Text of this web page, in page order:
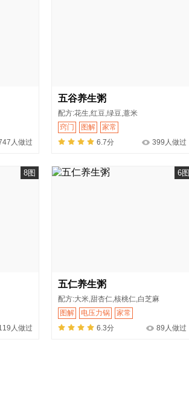
人做过
五谷养生粥
配方:花生,红豆,绿豆,薏米
窍门
图解
家常
6.7分
399人做过
8图
人做过
6图
五仁养生粥
配方:大米,甜杏仁,核桃仁,白芝麻
图解
电压力锅
家常
6.3分
89人做过